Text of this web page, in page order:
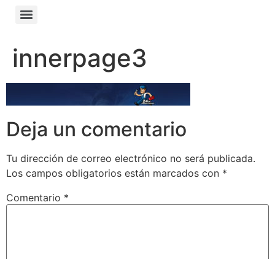
innerpage3
Deja un comentario
Tu dirección de correo electrónico no será publicada.
Los campos obligatorios están marcados con *
Comentario *